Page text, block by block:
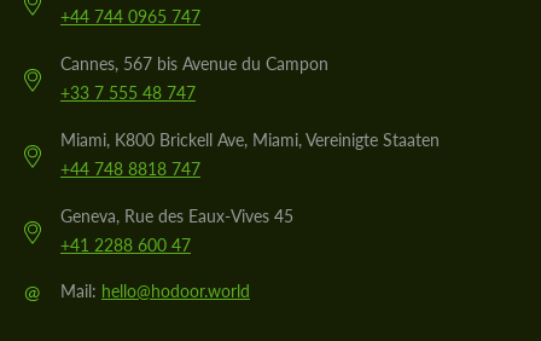
+44 744 0965 747
Cannes, 567 bis Avenue du Campon
+33 7 555 48 747
Miami, K800 Brickell Ave, Miami, Vereinigte Staaten
+44 748 8818 747
Geneva, Rue des Eaux-Vives 45
+41 2288 600 47
@ Mail: hello@hodoor.world